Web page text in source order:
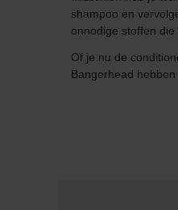
shampoo en
onnodige stoffen
Of je nu de
Bangerhead